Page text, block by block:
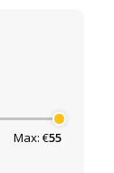
Max: €55